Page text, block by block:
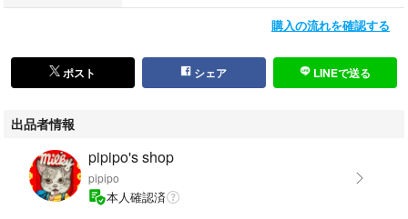
購入の流れを確認する
ポスト シェア LINEで送る
出品者情報
pipipo's shop
pipipo
本人確認済